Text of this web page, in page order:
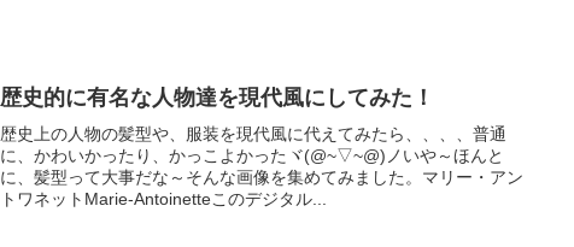
歴史的に有名な人物達を現代風にしてみた！
歴史上の人物の髪型や、服装を現代風に代えてみたら、、、、普通
に、かわいかったり、かっこよかったヾ(@~▽~@)ノいや～ほんと
に、髪型って大事だな～そんな画像を集めてみました。マリー・アン
トワネットMarie-Antoinetteこのデジタル...